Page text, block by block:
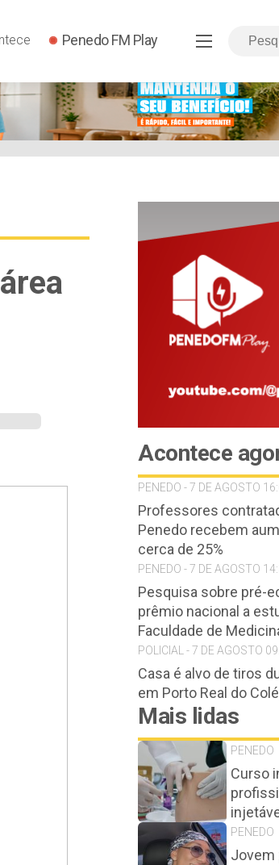
Penedo FM Play
Acontece
PENEDO - 7 DE AGOSTO
Professores
Penedo recebem
cerca de 25%
PENEDO - 7 DE AGOSTO
Pesquisa sobre pré-
prêmio nacional a
Faculdade de
POLICIAL - 7 DE AGOSTO
Casa é alvo de tiros
em Porto Real do
Mais lidas
PENEDO
Curso
PENEDO
Jovem